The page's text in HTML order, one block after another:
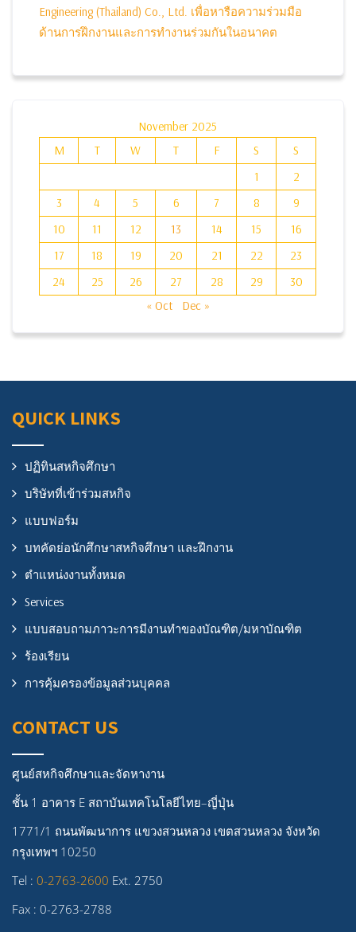
Engineering (Thailand) Co., Ltd. เพื่อหารือความร่วมมือ
ด้านการฝึกงานและการทำงานร่วมกันในอนาคต
November 2025
M
T W T F S
S
1
2
3
4 5 6 7 8
9
10
11 12 13 14 15
16
17
18 19 20 21 22
23
24
25 26 27 28 29
30
« Oct
Dec »
QUICK LINKS
ปฏิทินสหกิจศึกษา
บริษัทที่เข้าร่วมสหกิจ
แบบฟอร์ม
บทคัดย่อนักศึกษาสหกิจศึกษา และฝึกงาน
ตำแหน่งงานทั้งหมด
Services
แบบสอบถามภาวะการมีงานทำของบัณฑิต/มหาบัณฑิต
ร้องเรียน
การคุ้มครองข้อมูลส่วนบุคคล
CONTACT US
ศูนย์สหกิจศึกษาและจัดหางาน
ชั้น 1 อาคาร E สถาบันเทคโนโลยีไทย–ญี่ปุ่น
1771/1 ถนนพัฒนาการ แขวงสวนหลวง เขตสวนหลวง จังหวัด
กรุงเทพฯ 10250
Tel : 0-2763-2600 Ext. 2750
Fax : 0-2763-2788